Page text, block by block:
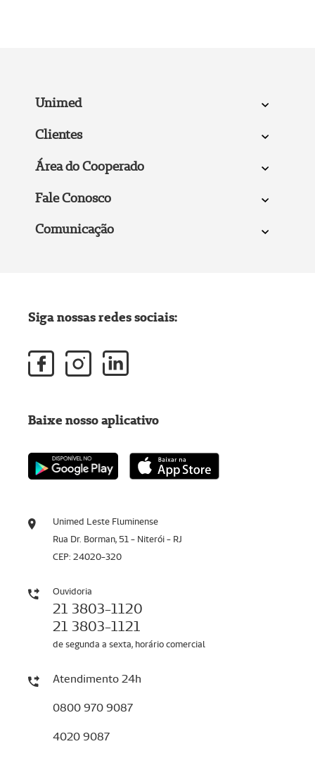
Unimed
Clientes
Área do Cooperado
Fale Conosco
Comunicação
Unimed Leste Fluminense
Rua Dr. Borman, 51 - Niterói - RJ
CEP: 24020-320
Ouvidoria
21 3803-1120
21 3803-1121
de segunda a sexta, horário comercial
Atendimento 24h
0800 970 9087
4020 9087
Siga nossas redes sociais:
Baixe nosso aplicativo